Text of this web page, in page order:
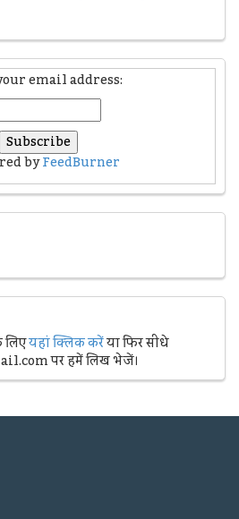
email address:
byFeedBurner
लिएयहां क्लिक करेंया फिर सीधे
पर हमें लिख भेजें।